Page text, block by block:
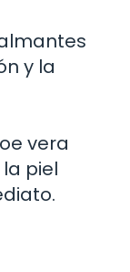
y la
vera
piel